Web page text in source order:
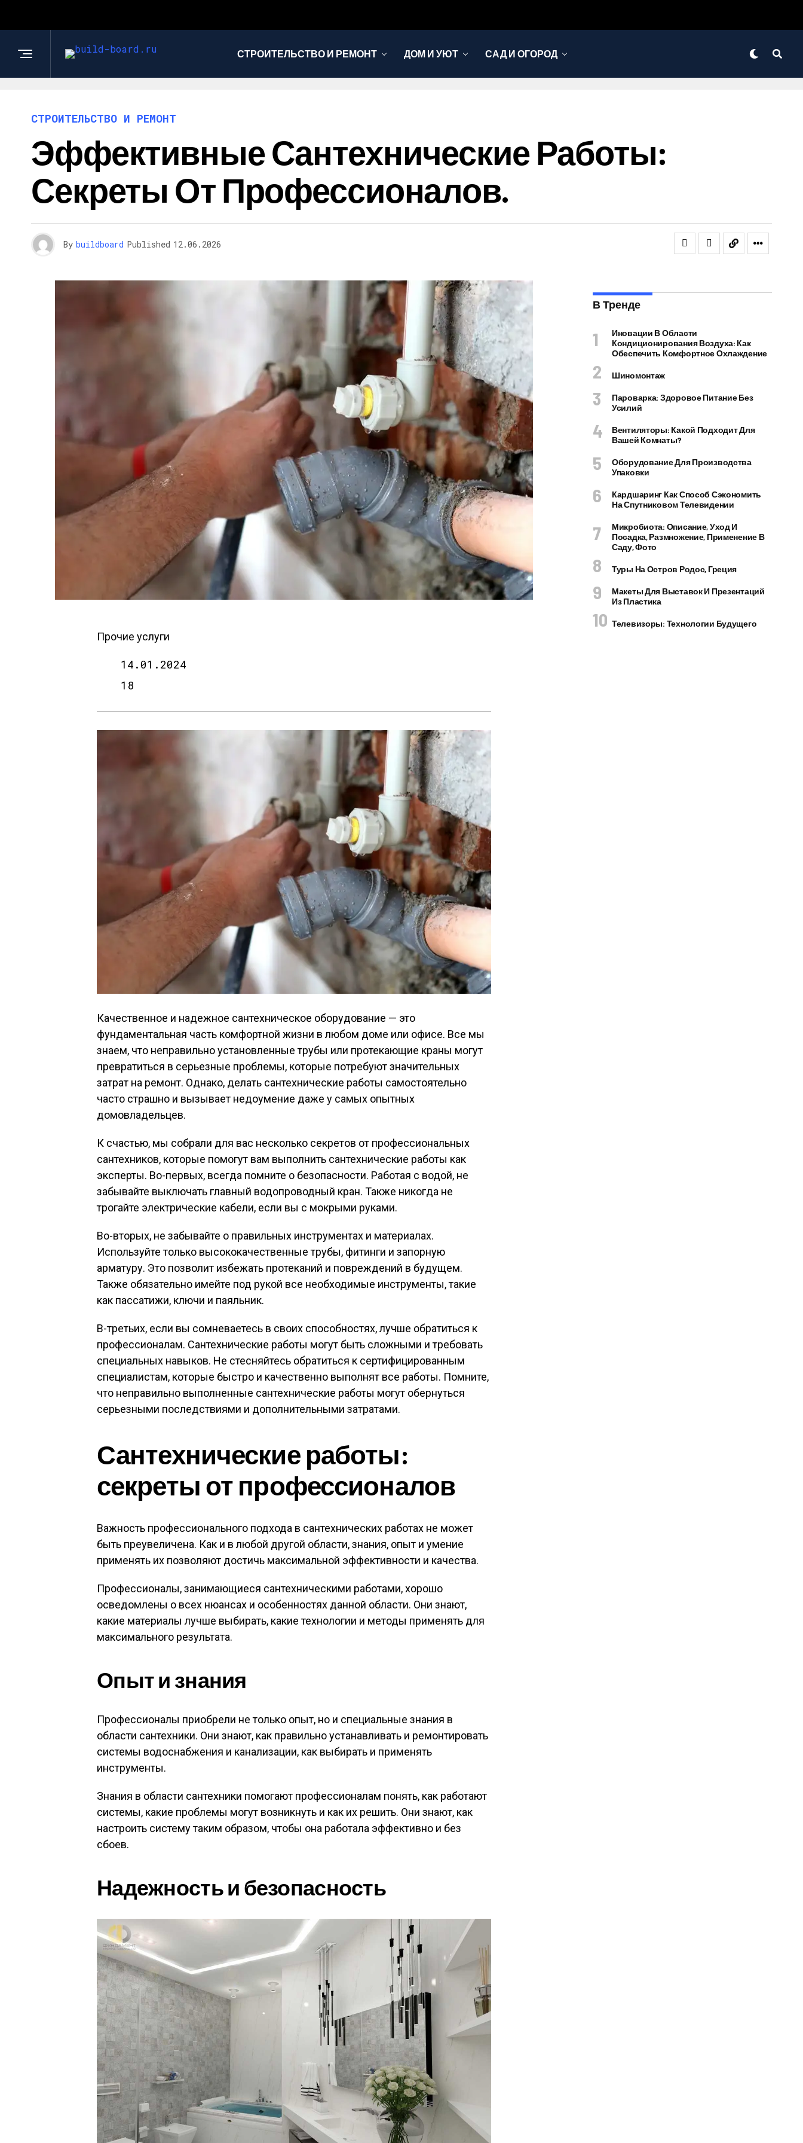
СТРОИТЕЛЬСТВО И РЕМОНТ ДОМ И УЮТ САД И ОГОРОД
СТРОИТЕЛЬСТВО И РЕМОНТ
Эффективные Сантехнические Работы:
Секреты От Профессионалов.
By buildboard Published 12.06.2026
Прочие услуги
14.01.2024
18
Качественное и надежное сантехническое оборудование — это
фундаментальная часть комфортной жизни в любом доме или офисе. Все мы
знаем, что неправильно установленные трубы или протекающие краны могут
превратиться в серьезные проблемы, которые потребуют значительных
затрат на ремонт. Однако, делать сантехнические работы самостоятельно
часто страшно и вызывает недоумение даже у самых опытных
домовладельцев.
К счастью, мы собрали для вас несколько секретов от профессиональных
сантехников, которые помогут вам выполнить сантехнические работы как
эксперты. Во-первых, всегда помните о безопасности. Работая с водой, не
забывайте выключать главный водопроводный кран. Также никогда не
трогайте электрические кабели, если вы с мокрыми руками.
Во-вторых, не забывайте о правильных инструментах и материалах.
Используйте только высококачественные трубы, фитинги и запорную
арматуру. Это позволит избежать протеканий и повреждений в будущем.
Также обязательно имейте под рукой все необходимые инструменты, такие
как пассатижи, ключи и паяльник.
В-третьих, если вы сомневаетесь в своих способностях, лучше обратиться к
профессионалам. Сантехнические работы могут быть сложными и требовать
специальных навыков. Не стесняйтесь обратиться к сертифицированным
специалистам, которые быстро и качественно выполнят все работы. Помните,
что неправильно выполненные сантехнические работы могут обернуться
серьезными последствиями и дополнительными затратами.
Сантехнические работы:
секреты от профессионалов
Важность профессионального подхода в сантехнических работах не может
быть преувеличена. Как и в любой другой области, знания, опыт и умение
применять их позволяют достичь максимальной эффективности и качества.
Профессионалы, занимающиеся сантехническими работами, хорошо
осведомлены о всех нюансах и особенностях данной области. Они знают,
какие материалы лучше выбирать, какие технологии и методы применять для
максимального результата.
Опыт и знания
Профессионалы приобрели не только опыт, но и специальные знания в
области сантехники. Они знают, как правильно устанавливать и ремонтировать
системы водоснабжения и канализации, как выбирать и применять
инструменты.
Знания в области сантехники помогают профессионалам понять, как работают
системы, какие проблемы могут возникнуть и как их решить. Они знают, как
настроить систему таким образом, чтобы она работала эффективно и без
сбоев.
Надежность и безопасность
В Тренде
Иновации В Области
Кондиционирования Воздуха: Как
Обеспечить Комфортное Охлаждение
Шиномонтаж
Пароварка: Здоровое Питание Без
Усилий
Вентиляторы: Какой Подходит Для
Вашей Комнаты?
Оборудование Для Производства
Упаковки
Кардшаринг Как Способ Сэкономить
На Спутниковом Телевидении
Микробиота: Описание, Уход И
Посадка, Размножение, Применение В
Саду, Фото
Туры На Остров Родос, Греция
Макеты Для Выставок И Презентаций
Из Пластика
Телевизоры: Технологии Будущего